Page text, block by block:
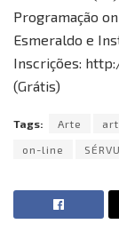
Programação
Esmeraldo e
Inscrições:
(Grátis)
Tags: Arte
on-line